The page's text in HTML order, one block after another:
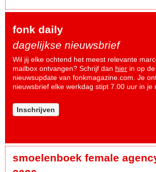
fonk daily
dagelijkse nieuwsbrief
Wil jij elke ochtend het meest relevante
mailbox ontvangen? Schrijf dan hier in op
nieuwsupdate van fonkmagazine.com. Je
nieuwsbrief elke werkdag stipt 7.00 uur in je
Inschrijven
smoelenboek female